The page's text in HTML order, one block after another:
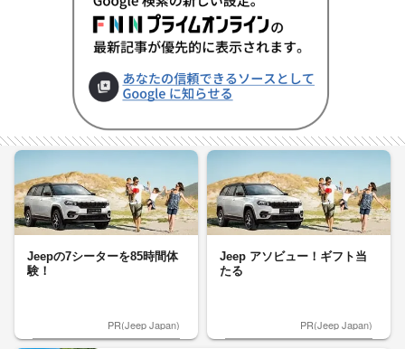
Jeepの7シーターを85時間体
験！
PR(Jeep Japan)
Jeep アソビュー！ギフト当
たる
PR(Jeep Japan)